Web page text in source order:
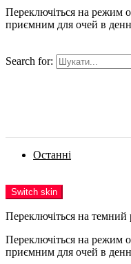
Переключіться на режим
приємним для очей в
Search for:
Останні
Switch skin
Переключіться на
Переключіться на режим
приємним для очей в